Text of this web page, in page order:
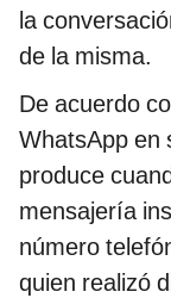
la
de la misma.
De acuerdo
WhatsApp en
produce
mensajería
número
quien realizó